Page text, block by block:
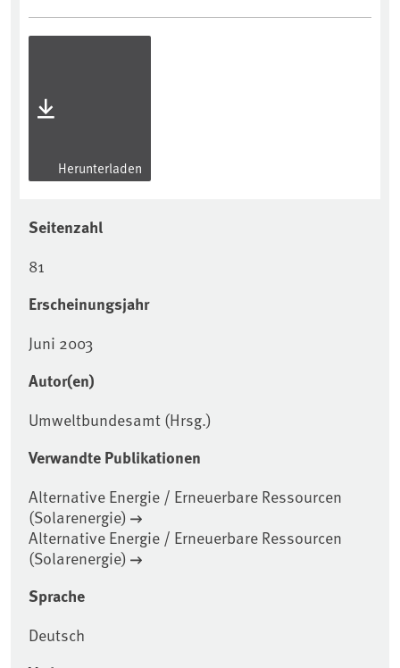
Herunterladen
Seitenzahl
81
Erscheinungsjahr
Juni 2003
Autor(en)
Umweltbundesamt (Hrsg.)
Verwandte Publikationen
Alternative Energie / Erneuerbare Ressourcen
(Solarenergie)
Alternative Energie / Erneuerbare Ressourcen
(Solarenergie)
Sprache
Deutsch